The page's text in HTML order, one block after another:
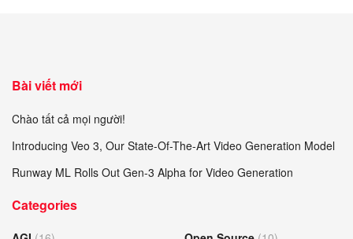
Bài viết mới
Chào tất cả mọi người!
Introducing Veo 3, Our State-Of-The-Art Video Generation Model
Runway ML Rolls Out Gen-3 Alpha for Video Generation
Categories